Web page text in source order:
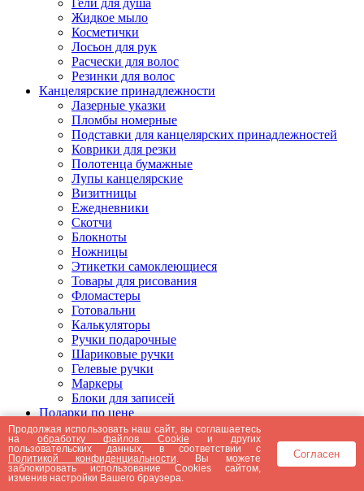
Гели для душа
Жидкое мыло
Косметички
Лосьон для рук
Расчески для волос
Резинки для волос
Канцелярские принадлежности
Лазерные указки
Пломбы номерные
Подставки для канцелярских принадлежностей
Коврики для резки
Полотенца бумажные
Лупы канцелярские
Визитницы
Ежедневники
Скотчи
Блокноты
Ножницы
Этикетки самоклеющиеся
Товары для рисования
Фломастеры
Готовальни
Калькуляторы
Ручки подарочные
Шариковые ручки
Гелевые ручки
Маркеры
Блоки для записей
Подарки по цене
Подарки от 5000 рублей
Подарки до 5000 рублей
Подарки до 3000 рублей
Подарки до 2000 рублей
Подарки до 1000 рублей
Продолжая использовать наш сайт, вы соглашаетесь
наобработку файлов Cookie и других
пользовательских данных, в соответствии с
Политикой конфиденциальности . Вы можете
заблокировать использование Cookies сайтом,
изменив настройки Вашего браузера.
Согласен